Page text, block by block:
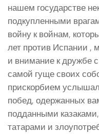
нашем государстве
подкупленными
войну к войнам,
лет против Испании ,
и внимание к дружбе
самой гуще своих
прискорбием
побед, одержанных
подданными
татарами и